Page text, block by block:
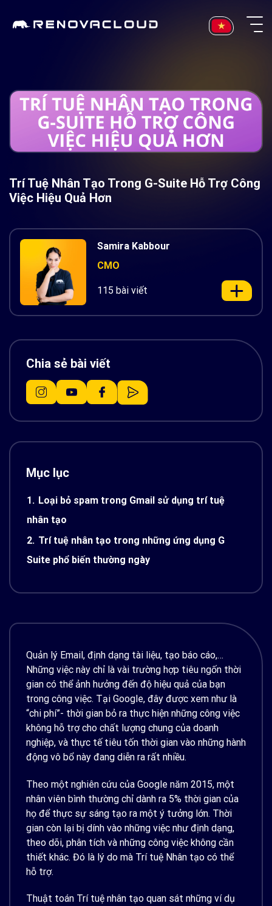
Trí Tuệ Nhân Tạo Trong G-Suite Hỗ Trợ Công
Việc Hiệu Quả Hơn
Samira Kabbour
CMO
115 bài viết
Chia sẻ bài viết
Mục lục
1. Loại bỏ spam trong Gmail sử dụng trí tuệ
nhân tạo
2. Trí tuệ nhân tạo trong những ứng dụng G
Suite phổ biến thường ngày
Quản lý Email, định dạng tài liệu, tạo báo cáo,…
Những việc này chỉ là vài trường hợp tiêu ngốn thời
gian có thể ảnh hưởng đến độ hiệu quả của bạn
trong công việc. Tại Google, đây được xem như là
“chi phí”- thời gian bỏ ra thực hiện những công việc
không hỗ trợ cho chất lượng chung của doanh
nghiệp, và thực tế tiêu tốn thời gian vào những hành
động vô bổ này đang diễn ra rất nhiều.
Theo một nghiên cứu của Google năm 2015, một
nhân viên bình thường chỉ dành ra 5% thời gian của
họ để thực sự sáng tạo ra một ý tưởng lớn. Thời
gian còn lại bị dính vào những việc như định dạng,
theo dõi, phân tích và những công việc không cần
thiết khác. Đó là lý do mà Trí tuệ Nhân tạo có thể
hỗ trợ.
Thuật toán Trí tuệ nhân tạo quan sát những ví dụ